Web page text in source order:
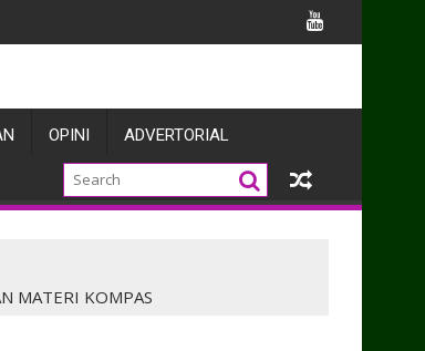
Pistol
OPINI ADVERTORIAL
MATERI KOMPAS